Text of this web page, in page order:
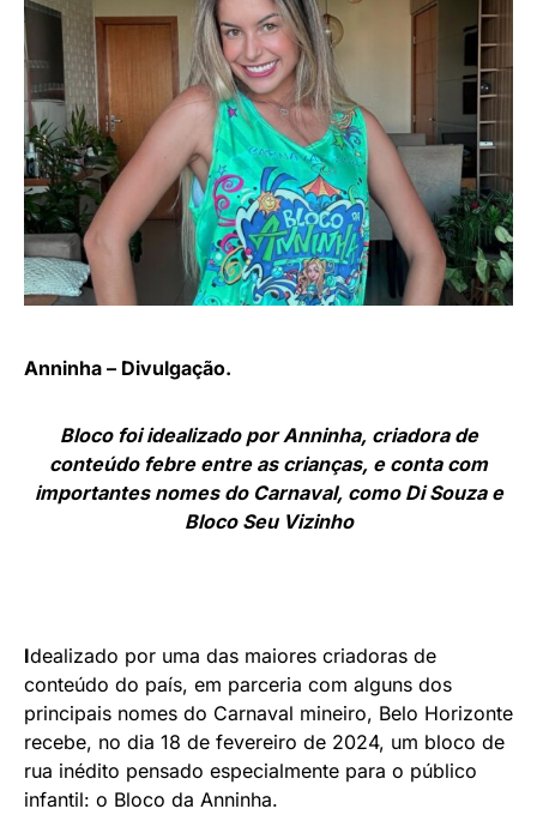
Anninha – Divulgação.
Bloco foi idealizado por Anninha, criadora de
conteúdo febre entre as crianças, e conta com
importantes nomes do Carnaval, como Di Souza e
Bloco Seu Vizinho
Idealizado por uma das maiores criadoras de
conteúdo do país, em parceria com alguns dos
principais nomes do Carnaval mineiro, Belo Horizonte
recebe, no dia 18 de fevereiro de 2024, um bloco de
rua inédito pensado especialmente para o público
infantil: o Bloco da Anninha.